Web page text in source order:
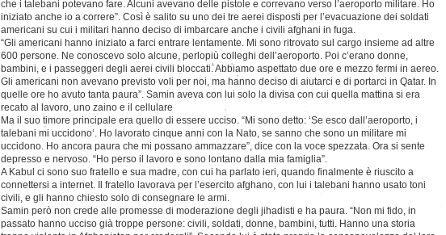
che i talebani potevano fare. Alcuni avevano delle pistole e correvano verso l’aeroporto militare. Ho
iniziato anche io a correre”. Così è salito su uno dei tre aerei disposti per l’evacuazione dei soldati
americani su cui i militari hanno deciso di imbarcare anche i civili afghani in fuga.
“Gli americani hanno iniziato a farci entrare lentamente. Mi sono ritrovato sul cargo insieme ad altre
600 persone. Ne conoscevo solo alcune, perlopiù colleghi dell’aeroporto. Poi c’erano donne,
bambini, e i passeggeri degli aerei civili bloccati. Abbiamo aspettato due ore e mezzo fermi in aereo.
Gli americani non avevano previsto voli per noi, ma hanno deciso di aiutarci e di portarci in Qatar. In
quelle ore ho avuto tanta paura”. Samin aveva con lui solo la divisa con cui quella mattina si era
recato al lavoro, uno zaino e il cellulare
Ma il suo timore principale era quello di essere ucciso. “Mi sono detto: ‘Se esco dall’aeroporto, i
talebani mi uccidono‘. Ho lavorato cinque anni con la Nato, se sanno che sono un militare mi
uccidono. Ho ancora paura che mi possano ammazzare”, dice con la voce spezzata. Ora si sente
depresso e nervoso. “Ho perso il lavoro e sono lontano dalla mia famiglia”.
A Kabul ci sono suo fratello e sua madre, con cui ha parlato ieri, quando finalmente è riuscito a
connettersi a internet. Il fratello lavorava per l’esercito afghano, con lui i talebani hanno usato toni
civili, e gli hanno chiesto solo di consegnare le armi.
Samin però non crede alle promesse di moderazione degli jihadisti e ha paura. “Non mi fido, in
passato hanno ucciso già troppe persone: civili, soldati, donne, bambini, tutti. Hanno una storia